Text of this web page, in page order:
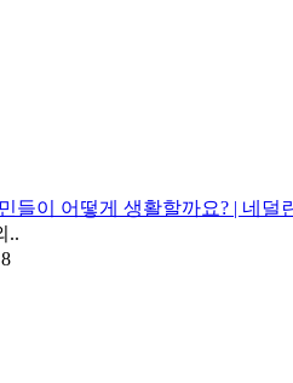
들이 어떻게 생활할까요? | 네덜
..
8